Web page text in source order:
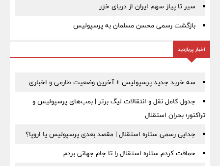
سیر تا پیاز سهم ایران از دریای خزر
بازگشت رسمی محسن مسلمان به پرسپولیس
اخبار پربازدید
سه خرید جدید پرسپولیس + آخرین وضعیت طارمی و اخباری
جدول کامل نقل و انتقالات لیگ برتر | بمب‌های پرسپولیس و
تراکتور؛ بحران استقلال
جدایی رسمی ستاره استقلال | مقصد بعدی پرسپولیس یا اروپا؟
حماقت کردم ستاره استقلال را تا جام جهانی بردم